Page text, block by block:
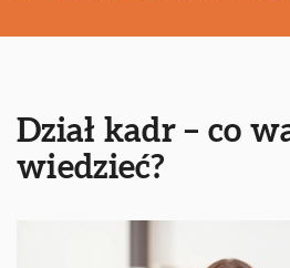
Dział kadr – co
wiedzieć?